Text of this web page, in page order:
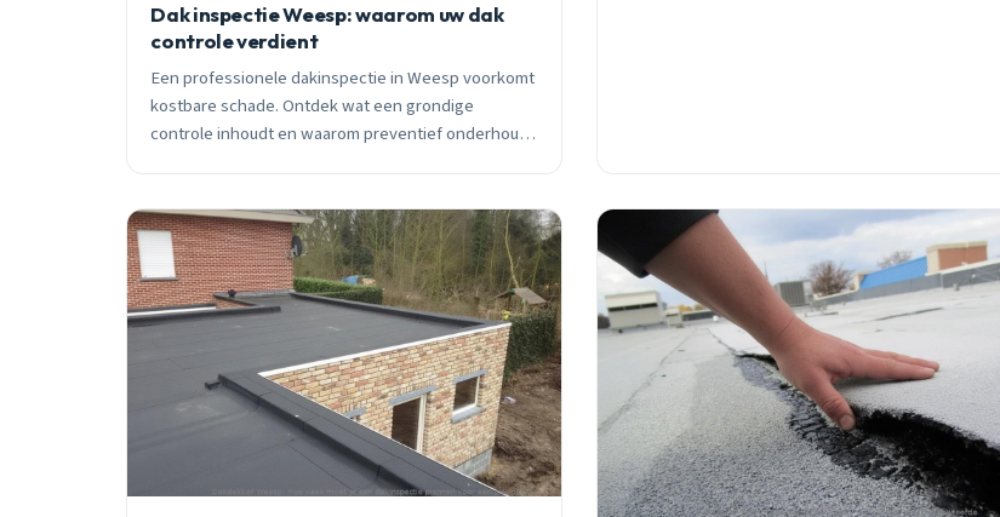
Dak inspectie Weesp: waarom uw dak
controle verdient
Een professionele dakinspectie in Weesp voorkomt
kostbare schade. Ontdek wat een grondige
controle inhoudt en waarom preventief onderhoud